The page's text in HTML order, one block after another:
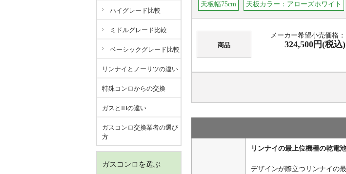
天板幅75cm 天板カラー：アローズホワイト
商品
メーカー希望小売価格：
324,500円(税込)
リンナイの最上位機種の乾電
デザインが際立つリンナイの
ハイグレード比較
ミドルグレード比較
ベーシックグレード比較
リンナイとノーリツの違い
特殊コンロからの交換
ガスとIHの違い
ガスコンロ交換業者の選び
方
ガスコンロを選ぶ